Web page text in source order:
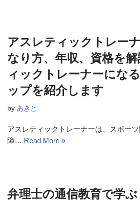
アスレティックトレーナ
なり方、年収、資格を
ィックトレーナーにな
ップを紹介します
by あきと
アスレティックトレーナーは、スポー
障… Read More »
弁理士の通信教育で学